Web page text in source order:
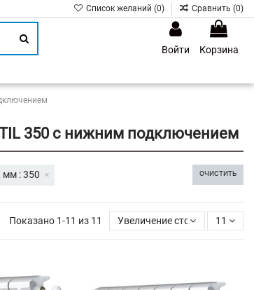
Список желаний (0) Сравнить (0)
Войти
Корзина
350 с нижним подключением
ОЧИСТИТЬ
мм : 350
Показано 1-11 из 11 Увеличение стоимости
11